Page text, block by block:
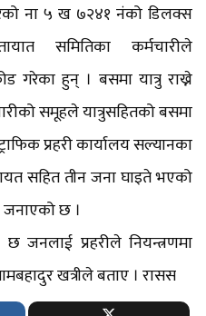
ना ५ ख ७२४१ नंको डिलक्स
समितिका कर्मचारीले
गरेका हुन् । बसमा यात्रु राख्ने
समूहले यात्रुसहितको बसमा
प्रहरी कार्यालय सल्यानका
सहित तीन जना घाइते भएको
जनाएको छ ।
जनलाई प्रहरीले नियन्त्रणमा
खत्रीले बताए । रासस